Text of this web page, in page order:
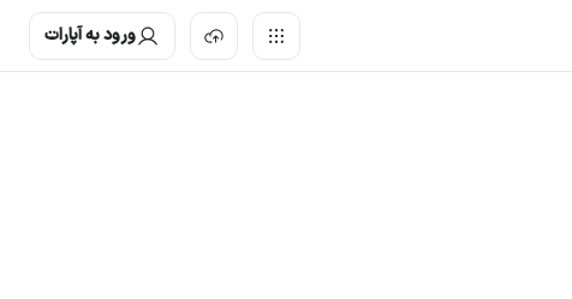
ورود به آپارات